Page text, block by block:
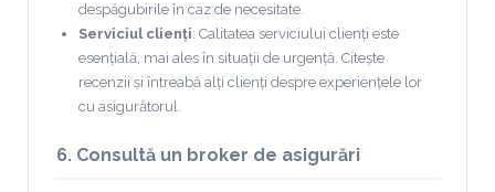
despăgubirile în caz de necesitate.
Serviciul clienți: Calitatea serviciului clienți este
esențială, mai ales în situații de urgență. Citește
recenzii și întreabă alți clienți despre experiențele lor
cu asigurătorul.
6. Consultă un broker de asigurări